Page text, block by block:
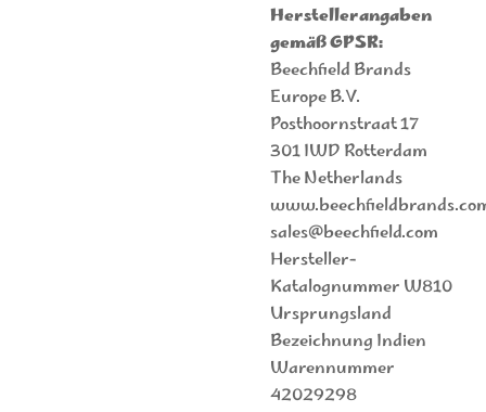
Herstellerangaben
gemäß GPSR:
Beechfield Brands
Europe B.V.
Posthoornstraat 17
301 IWD Rotterdam
The Netherlands
sales@beechfield.com
Hersteller-
Katalognummer W810
Ursprungsland
Bezeichnung Indien
Warennummer
42029298